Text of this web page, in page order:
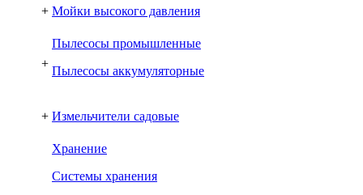
+ Мойки высокого давления
+
Пылесосы промышленные
Пылесосы аккумуляторные
+ Измельчители садовые
Хранение
Системы хранения